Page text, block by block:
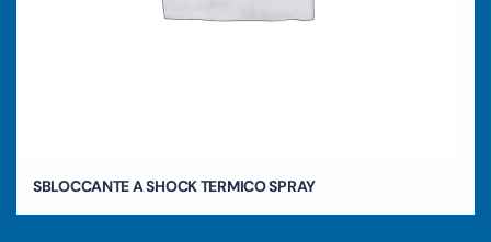
SBLOCCANTE A SHOCK TERMICO SPRAY